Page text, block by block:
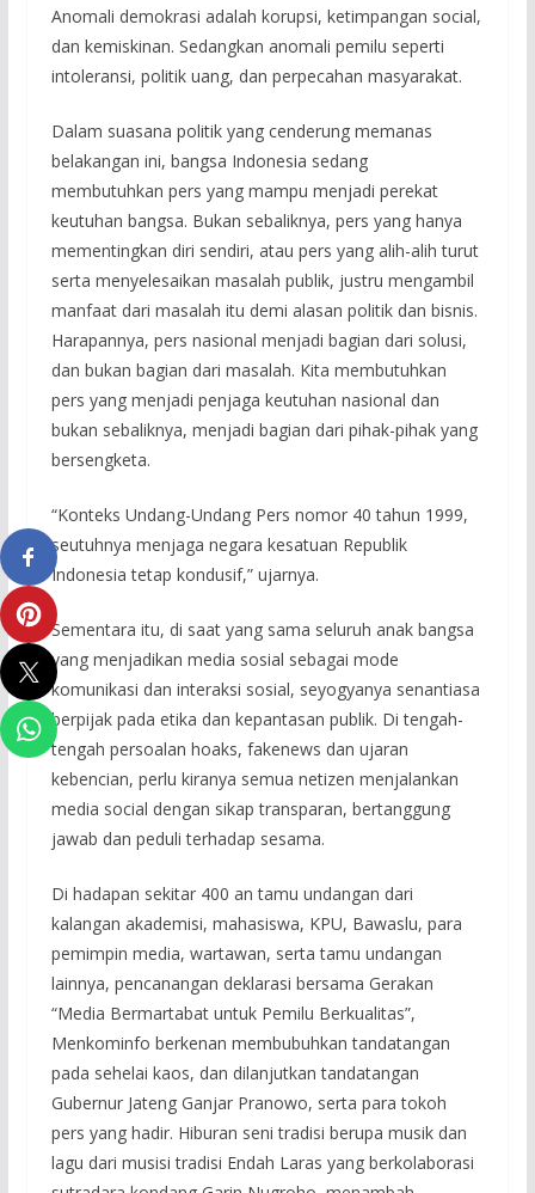
Anomali demokrasi adalah korupsi, ketimpangan social,
dan kemiskinan. Sedangkan anomali pemilu seperti
intoleransi, politik uang, dan perpecahan masyarakat.
Dalam suasana politik yang cenderung memanas
belakangan ini, bangsa Indonesia sedang
membutuhkan pers yang mampu menjadi perekat
keutuhan bangsa. Bukan sebaliknya, pers yang hanya
mementingkan diri sendiri, atau pers yang alih-alih turut
serta menyelesaikan masalah publik, justru mengambil
manfaat dari masalah itu demi alasan politik dan bisnis.
Harapannya, pers nasional menjadi bagian dari solusi,
dan bukan bagian dari masalah. Kita membutuhkan
pers yang menjadi penjaga keutuhan nasional dan
bukan sebaliknya, menjadi bagian dari pihak-pihak yang
bersengketa.
“Konteks Undang-Undang Pers nomor 40 tahun 1999,
seutuhnya menjaga negara kesatuan Republik
Indonesia tetap kondusif,” ujarnya.
Sementara itu, di saat yang sama seluruh anak bangsa
yang menjadikan media sosial sebagai mode
komunikasi dan interaksi sosial, seyogyanya senantiasa
berpijak pada etika dan kepantasan publik. Di tengah-
tengah persoalan hoaks, fakenews dan ujaran
kebencian, perlu kiranya semua netizen menjalankan
media social dengan sikap transparan, bertanggung
jawab dan peduli terhadap sesama.
Di hadapan sekitar 400 an tamu undangan dari
kalangan akademisi, mahasiswa, KPU, Bawaslu, para
pemimpin media, wartawan, serta tamu undangan
lainnya, pencanangan deklarasi bersama Gerakan
“Media Bermartabat untuk Pemilu Berkualitas”,
Menkominfo berkenan membubuhkan tandatangan
pada sehelai kaos, dan dilanjutkan tandatangan
Gubernur Jateng Ganjar Pranowo, serta para tokoh
pers yang hadir. Hiburan seni tradisi berupa musik dan
lagu dari musisi tradisi Endah Laras yang berkolaborasi